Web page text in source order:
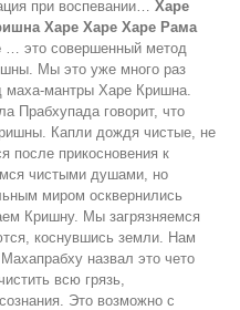
при воспевании… Харе
Харе Харе Харе Рама
… это совершенный метод
Мы это уже много раз
мантры Харе Кришна.
Прабхупада говорит, что
Капли дождя чистые, не
после прикосновения к
чистыми душами, но
миром осквернились
Кришну. Мы загрязняемся
коснувшись земли. Нам
назвал это чето
всю грязь,
Это возможно с